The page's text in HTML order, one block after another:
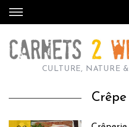
CULTURE, NATURE
Crêpe